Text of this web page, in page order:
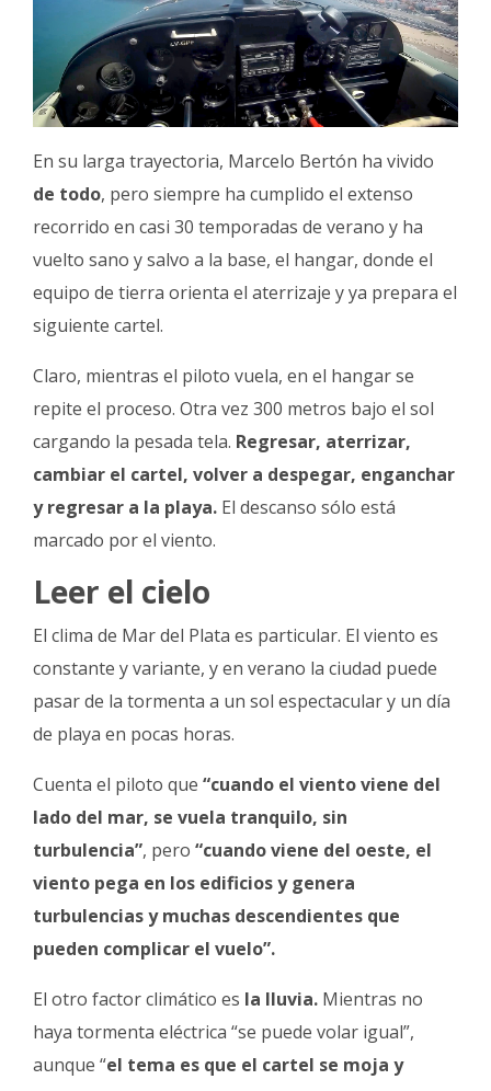
En su larga trayectoria, Marcelo Bertón ha vivido
de todo, pero siempre ha cumplido el extenso
recorrido en casi 30 temporadas de verano y ha
vuelto sano y salvo a la base, el hangar, donde el
equipo de tierra orienta el aterrizaje y ya prepara el
siguiente cartel.
Claro, mientras el piloto vuela, en el hangar se
repite el proceso. Otra vez 300 metros bajo el sol
cargando la pesada tela. Regresar, aterrizar,
cambiar el cartel, volver a despegar, enganchar
y regresar a la playa. El descanso sólo está
marcado por el viento.
Leer el cielo
El clima de Mar del Plata es particular. El viento es
constante y variante, y en verano la ciudad puede
pasar de la tormenta a un sol espectacular y un día
de playa en pocas horas.
Cuenta el piloto que “cuando el viento viene del
lado del mar, se vuela tranquilo, sin
turbulencia”, pero “cuando viene del oeste, el
viento pega en los edificios y genera
turbulencias y muchas descendientes que
pueden complicar el vuelo”.
El otro factor climático es la lluvia. Mientras no
haya tormenta eléctrica “se puede volar igual”,
aunque “el tema es que el cartel se moja y